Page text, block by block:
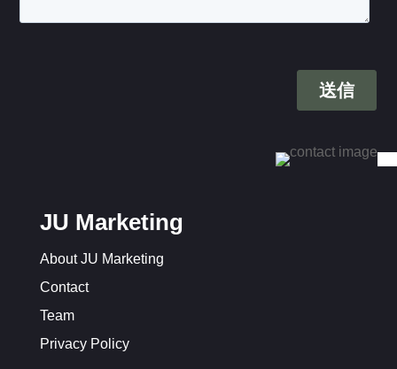
JU Marketing
About JU Marketing
Contact
Team
Privacy Policy